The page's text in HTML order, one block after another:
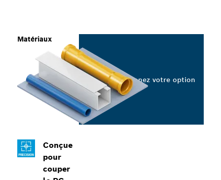
Conçue
pour
couper
Matériaux
Sélectionnez votre option